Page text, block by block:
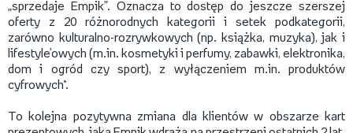
„sprzedaje Empik”. Oznacza to dostęp do jeszcze szerszej
oferty z 20 różnorodnych kategorii i setek podkategorii,
zarówno kulturalno-rozrywkowych (np. książka, muzyka), jak i
lifestyle’owych (m.in. kosmetyki i perfumy, zabawki, elektronika,
dom i ogród czy sport), z wyłączeniem m.in. produktów
cyfrowych*.
To kolejna pozytywna zmiana dla klientów w obszarze kart